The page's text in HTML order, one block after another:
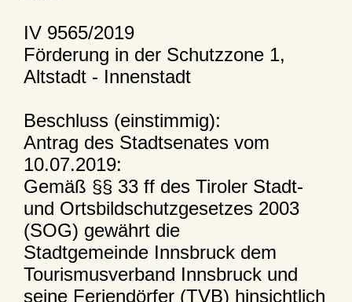
IV 9565/2019
Förderung in der Schutzzone 1,
Altstadt - Innenstadt
Beschluss (einstimmig):
Antrag des Stadtsenates vom
10.07.2019:
Gemäß §§ 33 ff des Tiroler Stadt-
und Ortsbildschutzgesetzes 2003
(SOG) gewährt die
Stadtgemeinde Innsbruck dem
Tourismusverband Innsbruck und
seine Feriendörfer (TVB) hinsichtlich